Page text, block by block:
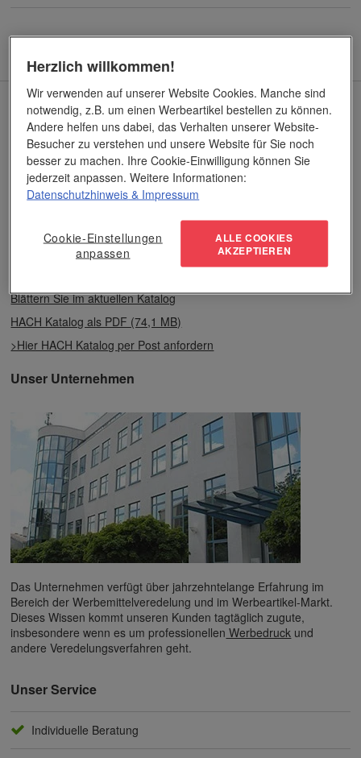
Aktueller Katalog
Blättern Sie im aktuellen Katalog
HACH Katalog als PDF (74,1 MB)
>Hier HACH Katalog per Post anfordern
Unser Unternehmen
Das Unternehmen verfügt über jahrzehntelange Erfahrung im
Bereich der Werbemittelveredelung und im Werbeartikel-Markt.
Dieses Wissen kommt unseren Kunden tagtäglich zugute,
insbesondere wenn es um professionellen Werbedruck und
andere Veredelungsverfahren geht.
Unser Service
Individuelle Beratung
Herzlich willkommen!
Wir verwenden auf unserer Website Cookies. Manche sind
notwendig, z.B. um einen Werbeartikel bestellen zu können.
Andere helfen uns dabei, das Verhalten unserer Website-
Besucher zu verstehen und unsere Website für Sie noch
besser zu machen. Ihre Cookie-Einwilligung können Sie
jederzeit anpassen. Weitere Informationen:
Datenschutzhinweis & Impressum
Cookie-Einstellungen
anpassen
ALLE COOKIES
AKZEPTIEREN